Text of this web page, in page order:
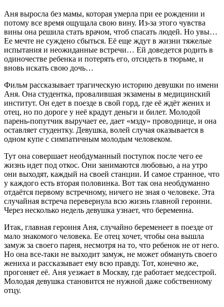
Аня выросла без мамы, которая умерла при ее рождении и
потому все время ощущала свою вину. Из-за этого чувства
вины она решила стать врачом, чтоб спасать людей. Но увы…
Ее мечте не суждено сбыться. Её еще ждут в жизни тяжелые
испытания и неожиданные встречи… Ей доведется родить в
одиночестве ребенка и потерять его, отсидеть в тюрьме, и
вновь искать свою дочь…
Фильм рассказывает трагическую историю девушки по имени
Аня. Она студентка, провалившая экзамены в медицинский
институт. Он едет в поезде в свой горд, где её ждёт жених и
отец, но по дороге у неё крадут деньги и билет. Молодой
парень-попутчик выручает ее, дает «мзду» проводнице, и она
оставляет студентку. Девушка, волей случая оказывается в
одном купе с симпатичным молодым человеком.
Тут она совершает необдуманный поступок после чего ее
жизнь идет под откос. Они занимаются любовью, а на утро
они выходят, каждый на своей станции. И самое странное, что
у каждого есть вторая половинка. Вот так она необдуманно
отдаётся первому встречному, ничего не зная о человеке. Эта
случайная встреча перевернула всю жизнь главной героини.
Через несколько недель девушка узнает, что беременна.
Итак, главная героиня Аня, случайно беременеет в поезде от
мало знакомого человека. Ее отец хочет, чтобы она вышла
замуж за своего парня, несмотря на то, что ребенок не от него.
Но она все-таки не выходит замуж, не может обмануть своего
жениха и рассказывает ему всю правду. Тот, конечно же,
прогоняет её. Аня уезжает в Москву, где работает медсестрой.
Молодая девушка становится не нужной даже собственному
отцу.